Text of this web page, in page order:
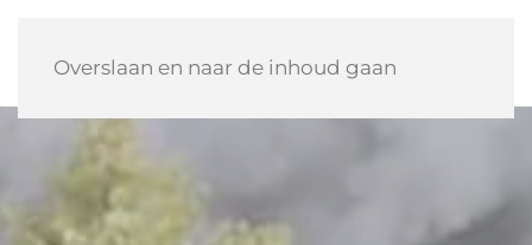
Overslaan en naar de inhoud gaan